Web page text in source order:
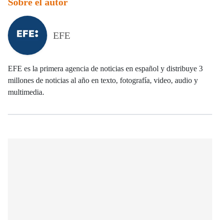
EFE
EFE es la primera agencia de noticias en español y distribuye 3
millones de noticias al año en texto, fotografía, video, audio y
multimedia.